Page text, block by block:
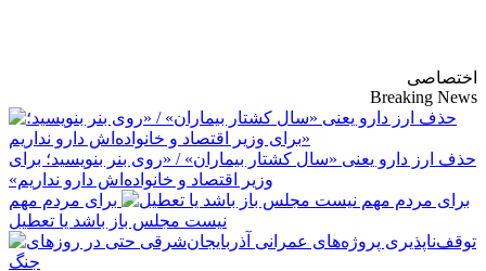
اختصاصی
Breaking News
حذف ارز دارو یعنی «سال کشتار بیماران» / «روی بنر بنویسید؛ برای
وزیر اقتصاد و خانواده‌اش دارو نداریم»
برای مردم مهم
نیست مجلس باز باشد یا تعطیل